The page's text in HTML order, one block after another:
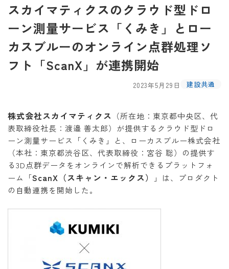
スカイマティクスのクラウド型ドロ
ーン測量サービス「くみき」とロー
カスブルーのオンライン点群処理ソ
フト「ScanX」が連携開始
2023年5月29日 建設共通
株式会社スカイマティクス （所在地：東京都中央区、代
表取締役社長：渡邉 善太郎）が提供するクラウド型ドロ
ーン測量サービス「くみき」と、ローカスブルー株式会社
（本社：東京都渋谷区、代表取締役：宮谷 聡）の提供す
る3D点群データをオンラインで解析できるプラットフォ
ーム「ScanX（スキャン・エックス）
」は、プロダクト
の自動連携を開始した。